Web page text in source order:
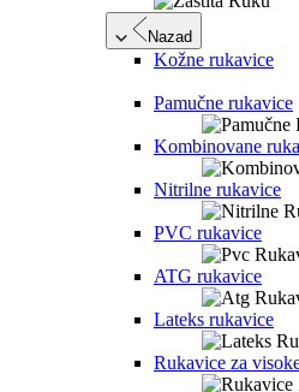
Nazad
Kožne rukavice
Pamučne rukavice
Kombinovane
Nitrilne rukavice
PVC rukavice
ATG rukavice
Lateks rukavice
Rukavice za